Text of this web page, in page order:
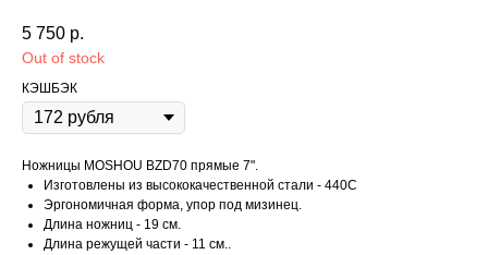
5 750 р.
Out of stock
КЭШБЭК
Ножницы MOSHOU BZD70 прямые 7".
Изготовлены из высококачественной стали - 440C
Эргономичная форма, упор под мизинец.
Длина ножниц - 19 см.
Длина режущей части - 11 см..